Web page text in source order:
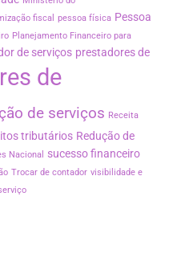
fiscal pessoa física Pessoa
Planejamento Financeiro para
de serviços prestadores de
de
de serviços Receita
tributários Redução de
Nacional sucesso financeiro
Trocar de contador visibilidade e